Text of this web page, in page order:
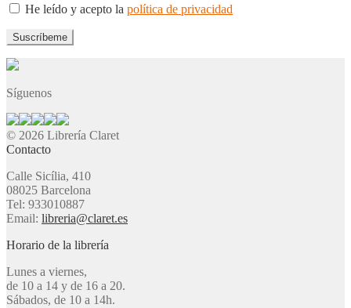
He leído y acepto la política de privacidad
Síguenos
© 2026 Librería Claret
Contacto
Calle Sicília, 410
08025 Barcelona
Tel: 933010887
Email: libreria@claret.es
Horario de la librería
Lunes a viernes,
de 10 a 14 y de 16 a 20.
Sábados, de 10 a 14h.